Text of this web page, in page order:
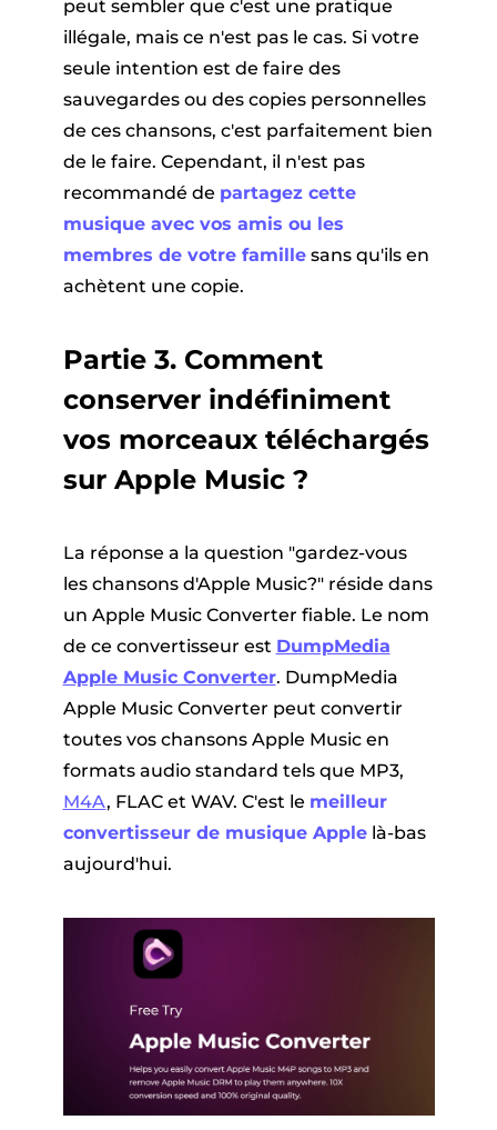
peut sembler que c'est une pratique
illégale, mais ce n'est pas le cas. Si votre
seule intention est de faire des
sauvegardes ou des copies personnelles
de ces chansons, c'est parfaitement bien
de le faire. Cependant, il n'est pas
recommandé de partagez cette
musique avec vos amis ou les
membres de votre famillesans qu'ils en
achètent une copie.
Partie 3. Comment
conserver indéfiniment
vos morceaux téléchargés
sur Apple Music ?
La réponse a la question "gardez-vous
les chansons d'Apple Music?" réside dans
un Apple Music Converter fiable. Le nom
de ce convertisseur est DumpMedia
Apple Music Converter. DumpMedia
Apple Music Converter peut convertir
toutes vos chansons Apple Music en
formats audio standard tels que MP3,
M4A, FLAC et WAV. C'est le meilleur
convertisseur de musique Applelà-bas
aujourd'hui.